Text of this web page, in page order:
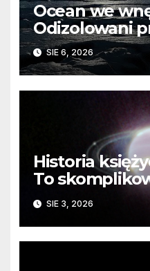
Ocean we
Odizolowani
barierę
SIE 6, 2026
Historia
To
SIE 3, 2026